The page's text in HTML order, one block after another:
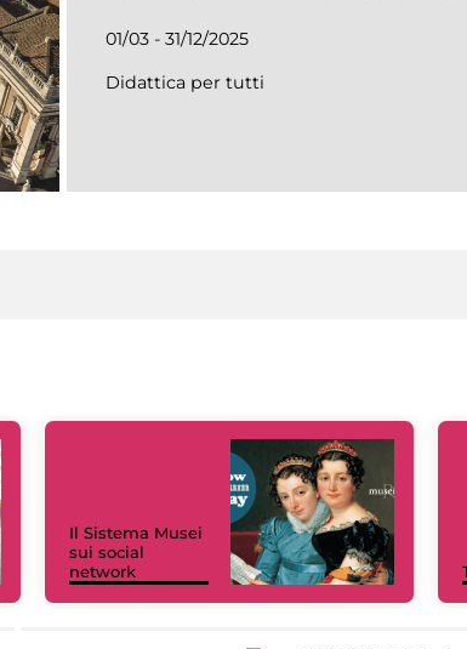
01/03 - 31/12/2025
Didattica per tutti
Il Sistema Musei
sui social
network